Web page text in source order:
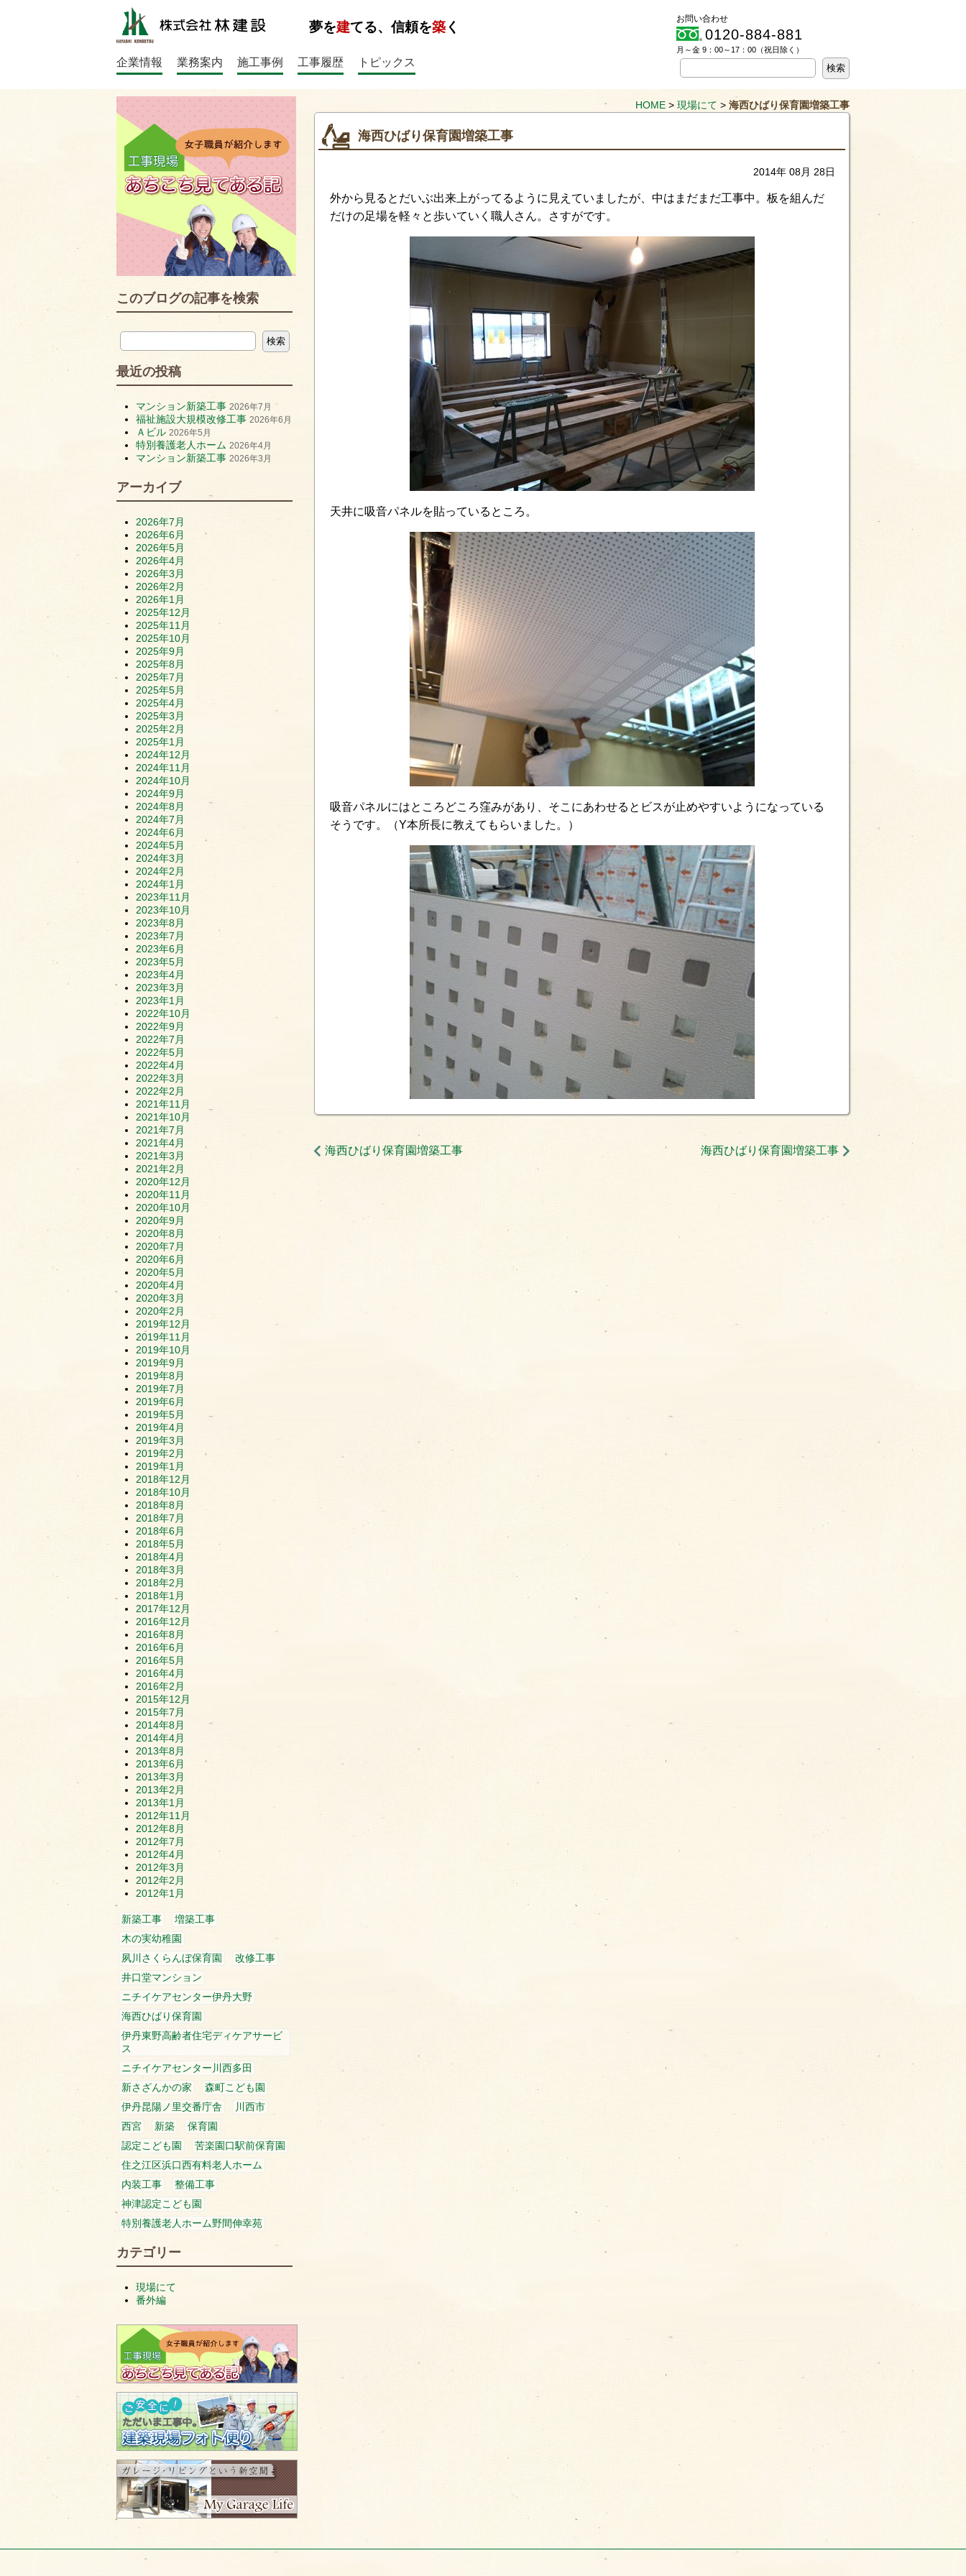
夢を建てる、信頼を築 く
企業情報 業務案内 施工事例 工事履歴 トピックス
お問い合わせ
0120-884-881
月～金 9：00～17：00（祝日除く）
HOME > 現場にて > 海西ひばり保育園増築工事
海西ひばり保育園増築工事
2014年 08月 28日
外から見るとだいぶ出来上がってるように見えていましたが、中はまだまだ工事中。板を組んだ
だけの足場を軽々と歩いていく職人さん。さすがです。
天井に吸音パネルを貼っているところ。
吸音パネルにはところどころ窪みがあり、そこにあわせるとビスが止めやすいようになっている
そうです。（Y本所長に教えてもらいました。）
海西ひばり保育園増築工事 海西ひばり保育園増築工事
このブログの記事を検索
最近の投稿
マンション新築工事 2026年7月
福祉施設大規模改修工事 2026年6月
Ａビル 2026年5月
特別養護老人ホーム 2026年4月
マンション新築工事 2026年3月
アーカイブ
2026年7月
2026年6月
2026年5月
2026年4月
2026年3月
2026年2月
2026年1月
2025年12月
2025年11月
2025年10月
2025年9月
2025年8月
2025年7月
2025年5月
2025年4月
2025年3月
2025年2月
2025年1月
2024年12月
2024年11月
2024年10月
2024年9月
2024年8月
2024年7月
2024年6月
2024年5月
2024年3月
2024年2月
2024年1月
2023年11月
2023年10月
2023年8月
2023年7月
2023年6月
2023年5月
2023年4月
2023年3月
2023年1月
2022年10月
2022年9月
2022年7月
2022年5月
2022年4月
2022年3月
2022年2月
2021年11月
2021年10月
2021年7月
2021年4月
2021年3月
2021年2月
2020年12月
2020年11月
2020年10月
2020年9月
2020年8月
2020年7月
2020年6月
2020年5月
2020年4月
2020年3月
2020年2月
2019年12月
2019年11月
2019年10月
2019年9月
2019年8月
2019年7月
2019年6月
2019年5月
2019年4月
2019年3月
2019年2月
2019年1月
2018年12月
2018年10月
2018年8月
2018年7月
2018年6月
2018年5月
2018年4月
2018年3月
2018年2月
2018年1月
2017年12月
2016年12月
2016年8月
2016年6月
2016年5月
2016年4月
2016年2月
2015年12月
2015年7月
2014年8月
2014年4月
2013年8月
2013年6月
2013年3月
2013年2月
2013年1月
2012年11月
2012年8月
2012年7月
2012年4月
2012年3月
2012年2月
2012年1月
新築工事
増築工事
木の実幼稚園
夙川さくらんぼ保育園
改修工事
井口堂マンション
ニチイケアセンター伊丹大野
海西ひばり保育園
伊丹東野高齢者住宅ディケアサービ
ス
ニチイケアセンター川西多田
新さざんかの家
森町こども園
伊丹昆陽ノ里交番庁舎
川西市
西宮
新築
保育園
認定こども園
苦楽園口駅前保育園
住之江区浜口西有料老人ホーム
内装工事
整備工事
神津認定こども園
特別養護老人ホーム野間伸幸苑
カテゴリー
現場にて
番外編